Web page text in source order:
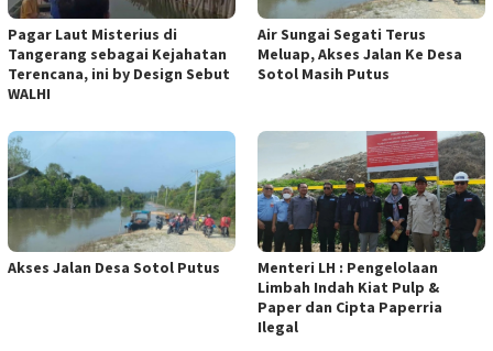
Pagar Laut Misterius di
Tangerang sebagai Kejahatan
Terencana, ini by Design Sebut
WALHI
Air Sungai Segati Terus
Meluap, Akses Jalan Ke Desa
Sotol Masih Putus
Akses Jalan Desa Sotol Putus
Menteri LH : Pengelolaan
Limbah Indah Kiat Pulp &
Paper dan Cipta Paperria
Ilegal